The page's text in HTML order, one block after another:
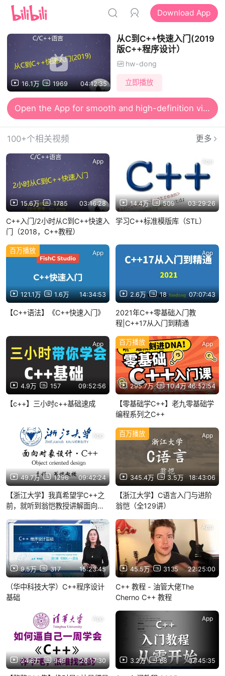
Download App
16.1万 1969 04:12:35
从C到C++快速入门(2019
版C++程序设计）
hw-dong
立即播放
Open the App for smooth and high-definition viewing
100+个相关视频 更多
15.6万 1785 03:16:28
App
C++入门/2小时从C到C++快速入
门（2018，C++教程）
14.4万 509 03:29:26
App
学习C++标准模版库（STL）
121.1万 1.6万 14:34:53
百万播放 App
【C++语法】《C++快速入门》
2.6万 18 07:07:43
App
2021年C++零基础入门教
程|C++17从入门到精通
4.9万 157 09:52:56
App
【c++】三小时c++基础速成
295.7万 10.4万 46:52:54
百万播放 App
【零基础学C++】老九零基础学
编程系列之C++
49.7万 1296 09:42:24
App
【浙江大学】我真希望学C++之
前，就听到翁恺教授讲解面向对
技术的眼泪！| 计算机组成原理
数据结构 操作系统 数据库
345.4万 3.5万 18:43:06
百万播放 App
【浙江大学】C语言入门与进阶
翁恺（全129讲）
9.5万 317 15:23:45
App
（华中科技大学）C++程序设计
基础
45.5万 3135 22:25:00
App
C++ 教程 - 油管大佬The
Cherno C++ 教程
24.8万 949 26:17:30
App
3.2万 68 07:45:35
App